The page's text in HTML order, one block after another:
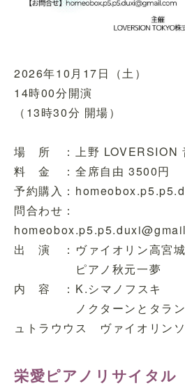
2026年10月17日（土）
14時00分開演
（13時30分 開場）
場 所 ：上野 LOVERSION
料 金 ：全席自由 3500円
予約購入：
問合わせ：
出 演 ：ヴァイオリン高宮城
ピアノ秋元一夢
内 容 ：K.シマノフスキ
ノクターンとタラン
ュトラウウス ヴァイオリン
栄愛ピアノリサイタル